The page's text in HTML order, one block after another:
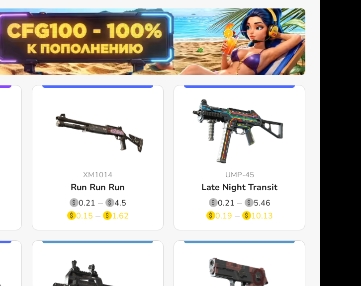
XM1014
Run Run Run
0.21
4.5
0.15
1.62
UMP-45
Late Night Transit
0.21
5.46
0.19
10.13